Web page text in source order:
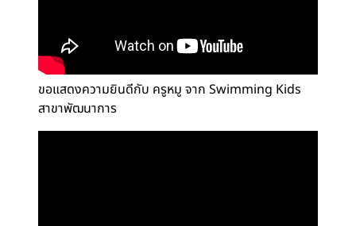
ขอแสดงความยินดีกับ ครูหมู จาก Swimming Kids
สาขาพัฒนาการ